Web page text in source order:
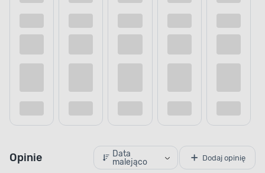
Opinie
Data
malejąco
Dodaj opinię